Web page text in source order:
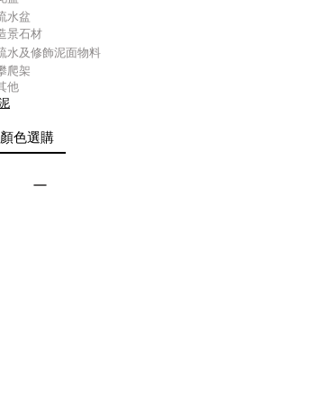
水盆
景石材
水及修飾泥面物料
爬架
他
色選購